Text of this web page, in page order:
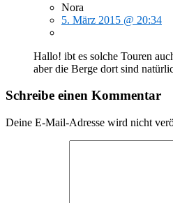
Nora
5. März 2015 @ 20:34
Hallo! ibt es solche Touren
aber die Berge dort sind
Schreibe einen Kommentar
Deine E-Mail-Adresse wird nicht